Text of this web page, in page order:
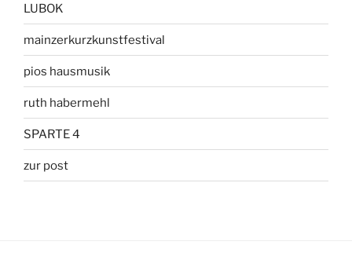
LUBOK
mainzerkurzkunstfestival
pios hausmusik
ruth habermehl
SPARTE 4
zur post